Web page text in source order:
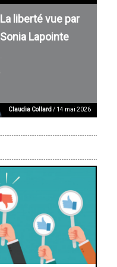
La liberté vue par
Sonia Lapointe
Claudia Collard/ 14 mai 2026